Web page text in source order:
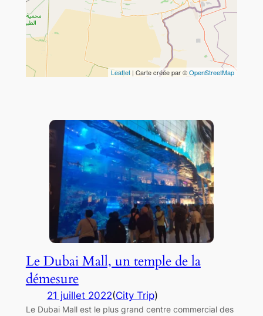
Leaflet| Carte créée par ©OpenStreetMap
Le Dubai Mall, un temple de la
démesure
21 juillet 2022(City Trip)
Le Dubai Mall est le plus grand centre commercial des